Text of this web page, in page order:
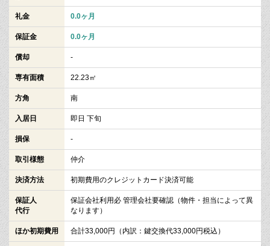
礼金 0.0ヶ月
保証金 0.0ヶ月
償却 -
専有面積 22.23㎡
方角 南
入居日 即日 下旬
損保 -
取引様態 仲介
決済方法 初期費用のクレジットカード決済可能
保証人
代行
保証会社利用必 管理会社要確認（物件・担当によって異
なります）
ほか初期費用 合計33,000円（内訳：鍵交換代33,000円税込）